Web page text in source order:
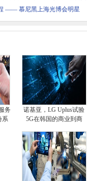
—— 慕尼黑上海光博会明星
务
系
诺基亚，LG Uplus试验
5G在韩国的商业到商